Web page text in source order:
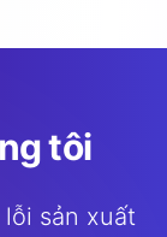
tôi
sản xuất